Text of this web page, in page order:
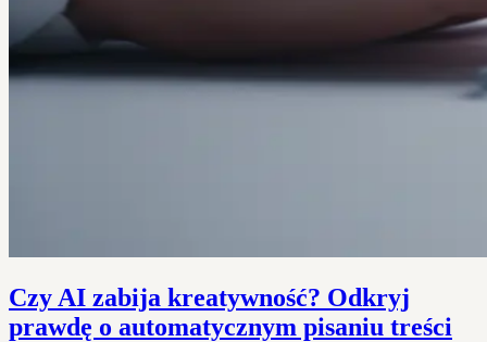
Czy AI zabija kreatywność? Odkryj
prawdę o automatycznym pisaniu treści